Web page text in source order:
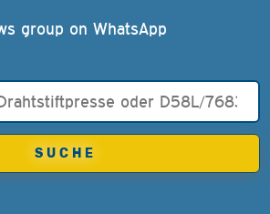
group on WhatsApp